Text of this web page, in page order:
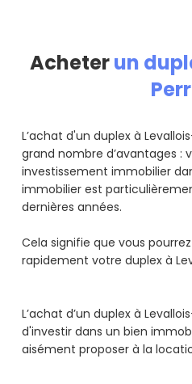
Acheterun
L’achat d'un duplex à
grand nombre d’avantages :
investissement immobilier
immobilier est
dernières années.
Cela signifie que vous
rapidement votre duplex à
L’achat d’un duplex à
d'investir dans un bien
aisément proposer à la